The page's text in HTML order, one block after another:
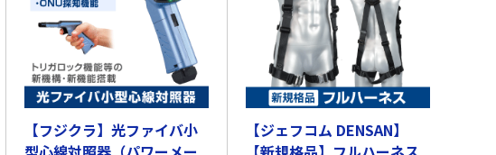
【フジクラ】光ファイバ小
【ジェフコム DENSAN】